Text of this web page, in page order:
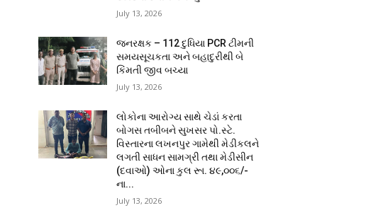
July 13, 2026
જનરક્ષક – 112 દુધિયા PCR ટીમની
સમયસૂચકતા અને બહાદુરીથી બે
કિંમતી જીવ બચ્યા
July 13, 2026
લોકોના આરોગ્ય સાથે ચેડાં કરતા
બોગસ તબીબને સુખસર પો.સ્ટે.
વિસ્તારના લખનપુર ગામેથી મેડીકલને
લગતી સાધન સામગ્રી તથા મેડીસીન
(દવાઓ) ઓના કુલ રૂા. ૪૯,૦૦૬/-
ના...
July 13, 2026